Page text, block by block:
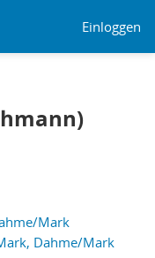
Einloggen
Mark
Dahme/Mark